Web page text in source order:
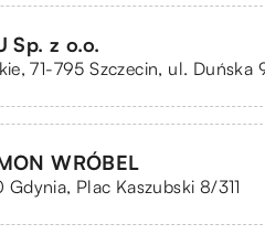
Sp. z o.o.
71-795 Szczecin, ul. Duńska
WRÓBEL
Plac Kaszubski 8/311